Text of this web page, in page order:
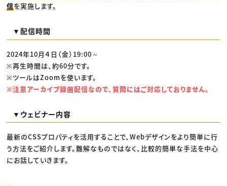
信を実施します。
▼配信時間
2024年10月４日（金）19:00～
※再生時間は、約60分です。
※ツールはZoomを使います。
※注意アーカイブ録画配信なので、質問にはご対応しておりません。
▼ウェビナー内容
最新のCSSプロパティを活用することで、Webデザインをより簡単に行
う方法をご紹介します。難解なものではなく、比較的簡単な手法を中心
にお話していきます。